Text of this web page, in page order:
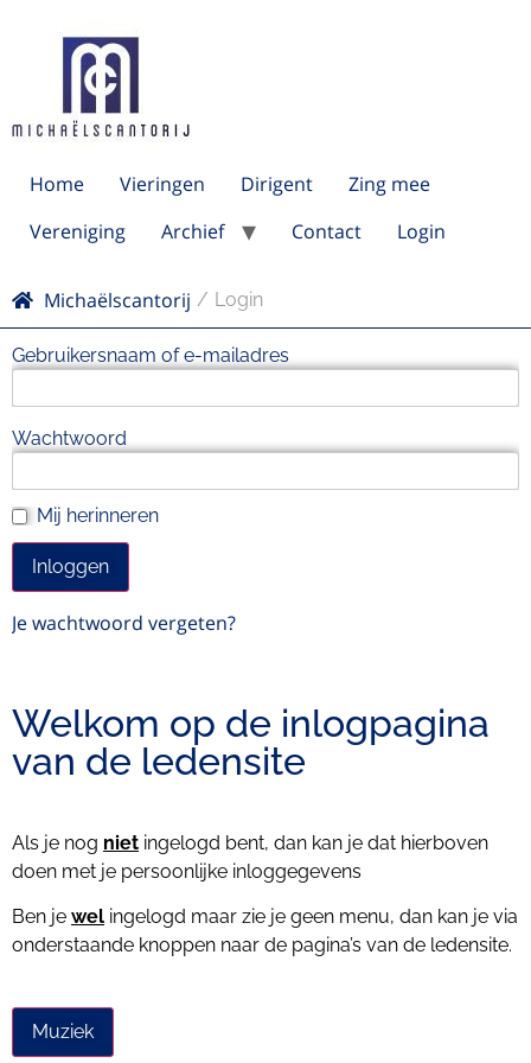
Home Vieringen Dirigent
Zing mee
Vereniging
Archief Contact Login
Michaëlscantorij Login
Gebruikersnaam of e-mailadres
Wachtwoord
Mij herinneren
Je wachtwoord vergeten?
Welkom op de inlogpagina
van de ledensite
Als je nog niet ingelogd bent, dan kan je dat hierboven
doen met je persoonlijke inloggegevens
Ben je wel ingelogd maar zie je geen menu, dan kan je via
onderstaande knoppen naar de pagina’s van de ledensite.
Muziek